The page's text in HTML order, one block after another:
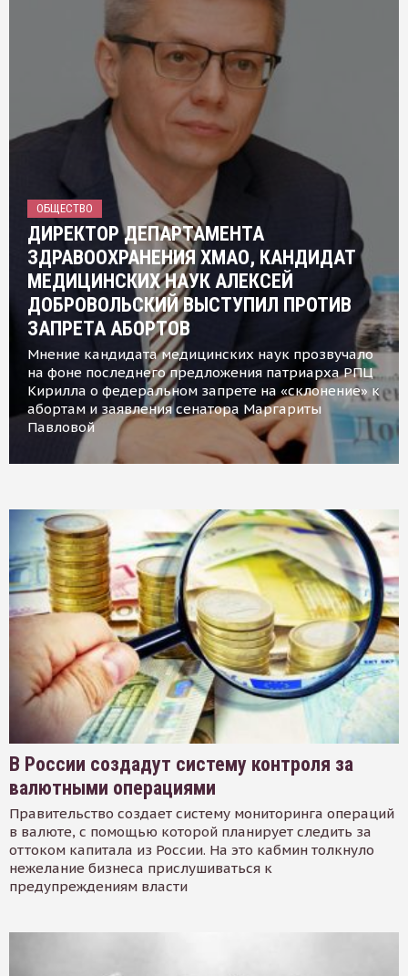
ОБЩЕСТВО
ДИРЕКТОР ДЕПАРТАМЕНТА
ЗДРАВООХРАНЕНИЯ ХМАО, КАНДИДАТ
МЕДИЦИНСКИХ НАУК АЛЕКСЕЙ
ДОБРОВОЛЬСКИЙ ВЫСТУПИЛ ПРОТИВ
ЗАПРЕТА АБОРТОВ
Мнение кандидата медицинских наук прозвучало
на фоне последнего предложения патриарха РПЦ
Кирилла о федеральном запрете на «склонение» к
абортам и заявления сенатора Маргариты
Павловой
В России создадут систему контроля за
валютными операциями
Правительство создает систему мониторинга операций
в валюте, с помощью которой планирует следить за
оттоком капитала из России. На это кабмин толкнуло
нежелание бизнеса прислушиваться к
предупреждениям власти